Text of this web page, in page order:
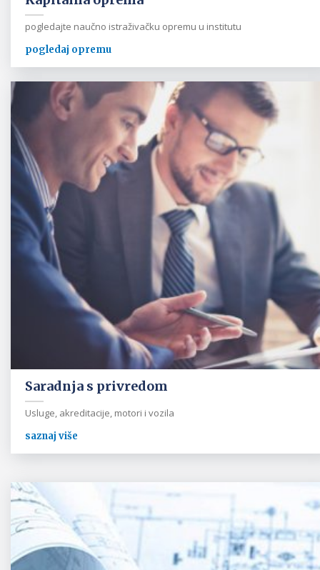
pogledajte naučno istraživačku opremu u institutu
pogledaj opremu
Saradnja s privredom
Usluge, akreditacije, motori i vozila
saznaj više